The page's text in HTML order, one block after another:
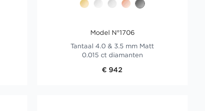
Model N°1706
Tantaal 4.0 & 3.5 mm Matt
0.015 ct diamanten
€ 942